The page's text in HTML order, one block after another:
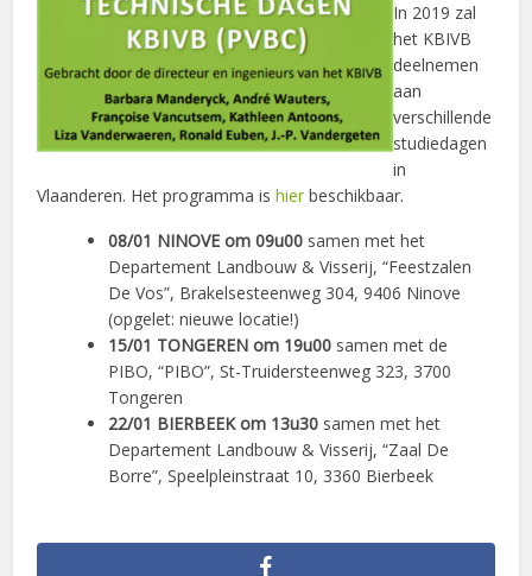
In 2019 zal
het KBIVB
deelnemen
aan
verschillende
studiedagen
in
Vlaanderen. Het programma ishier beschikbaar.
08/01 NINOVE om 09u00 samen met het
Departement Landbouw & Visserij, “Feestzalen
De Vos”, Brakelsesteenweg 304, 9406 Ninove
(opgelet: nieuwe locatie!)
15/01 TONGEREN om 19u00 samen met de
PIBO, “PIBO”, St-Truidersteenweg 323, 3700
Tongeren
22/01 BIERBEEK om 13u30 samen met het
Departement Landbouw & Visserij, “Zaal De
Borre”, Speelpleinstraat 10, 3360 Bierbeek